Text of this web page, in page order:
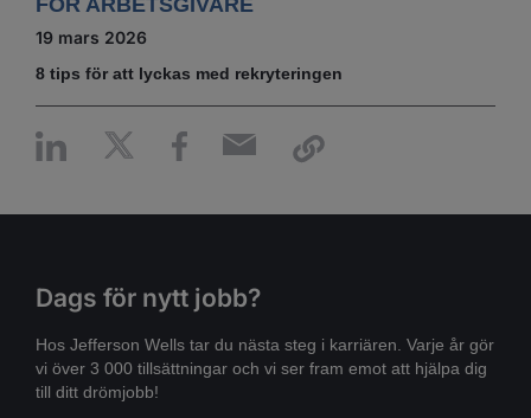
19 mars 2026
8 tips för att lyckas med rekryteringen
Dags för nytt jobb?
Hos Jefferson Wells tar du nästa steg i karriären. Varje år gör
vi över 3 000 tillsättningar och vi ser fram emot att hjälpa dig
till ditt drömjobb!